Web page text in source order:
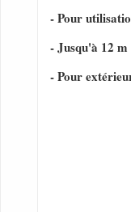
- Pour
- Jusqu'à 12
- Pour